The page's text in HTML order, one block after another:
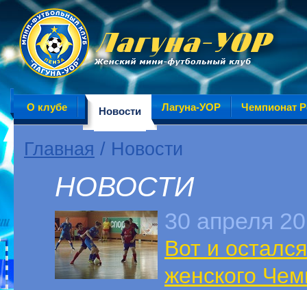
О клубе Новости Лагуна-УОР Чемпионат
Главная / Новости
НОВОСТИ
30 апреля
Вот и
женского